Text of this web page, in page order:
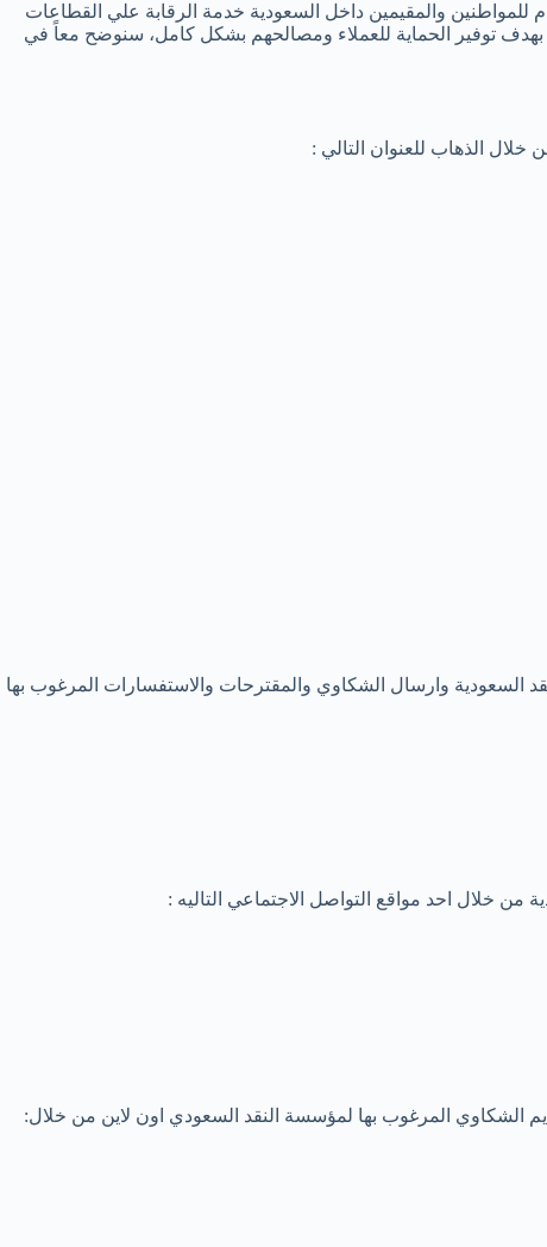
والمقيمين داخل السعودية خدمة الرقابة علي القطاعات
بهدف توفير الحماية للعملاء ومصالحهم بشكل كامل، سنوضح معاً في
الذهاب للعنوان التالي :
السعودية وارسال الشكاوي والمقترحات والاستفسارات المرغوب بها
خلال احد مواقع التواصل الاجتماعي التاليه :
الشكاوي المرغوب بها لمؤسسة النقد السعودي اون لاين من خلال: